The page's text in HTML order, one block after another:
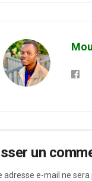
un
adresse e-mail ne sera